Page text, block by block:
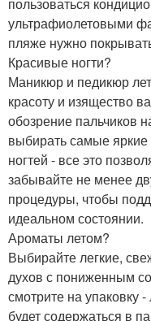
ультрафиолетовыми
пляже нужно
Красивые ногти?
Маникюр и педикюр
красоту и изящество
обозрение пальчиков
выбирать самые
ногтей - все это
забывайте не менее
процедуры, чтобы
идеальном состоянии.
Ароматы летом?
Выбирайте легкие,
духов с пониженным
смотрите на упаковку
будет содержаться в